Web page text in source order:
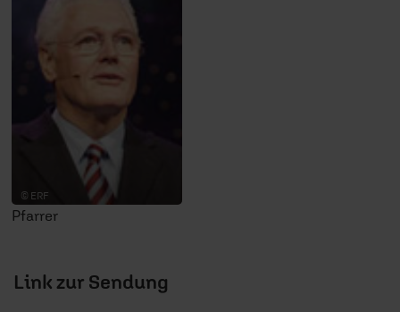
© ERF
Pfarrer
Link zur Sendung